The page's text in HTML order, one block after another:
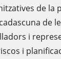
de la
de
i
i